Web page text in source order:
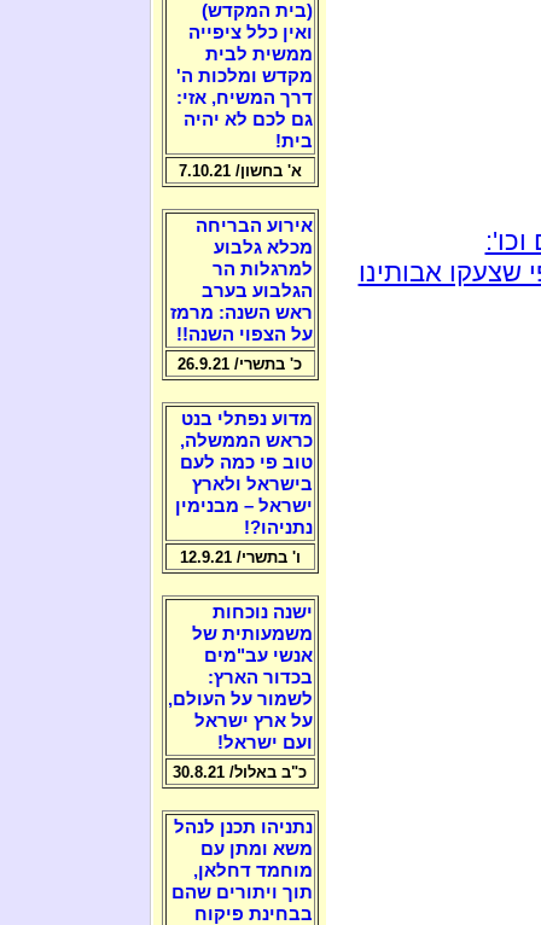
אבותינו
(בית המקדש)
ואין כלל ציפייה
ממשית לבית
מקדש ומלכות ה'
דרך המשיח, אזי:
גם לכם לא יהיה
בית!
א' בחשון/ 7.10.21
אירוע הבריחה
מכלא גלבוע
למרגלות הר
הגלבוע בערב
ראש השנה: מרמז
על הצפוי השנה!!
כ' בתשרי/ 26.9.21
מדוע נפתלי בנט
כראש הממשלה,
טוב פי כמה לעם
בישראל ולארץ
ישראל – מבנימין
נתניהו?!
ו' בתשרי/ 12.9.21
ישנה נוכחות
משמעותית של
אנשי עב"מים
בכדור הארץ:
לשמור על העולם,
על ארץ ישראל
ועם ישראל!
כ"ב באלול/ 30.8.21
נתניהו תכנן לנהל
משא ומתן עם
מוחמד דחלאן,
תוך ויתורים שהם
בבחינת פיקוח